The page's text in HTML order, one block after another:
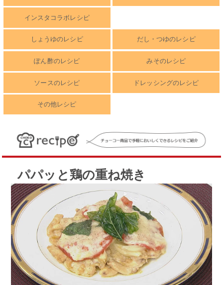
インスタコラボレシピ
しょうゆのレシピ だし・つゆのレシピ
ぽん酢のレシピ みそのレシピ
ソースのレシピ ドレッシングのレシピ
その他レシピ
パパッと鶏の重ね焼き